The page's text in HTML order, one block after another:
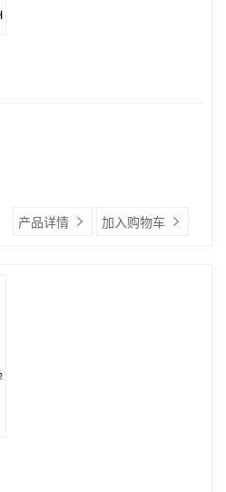
产品详情 加入购物车